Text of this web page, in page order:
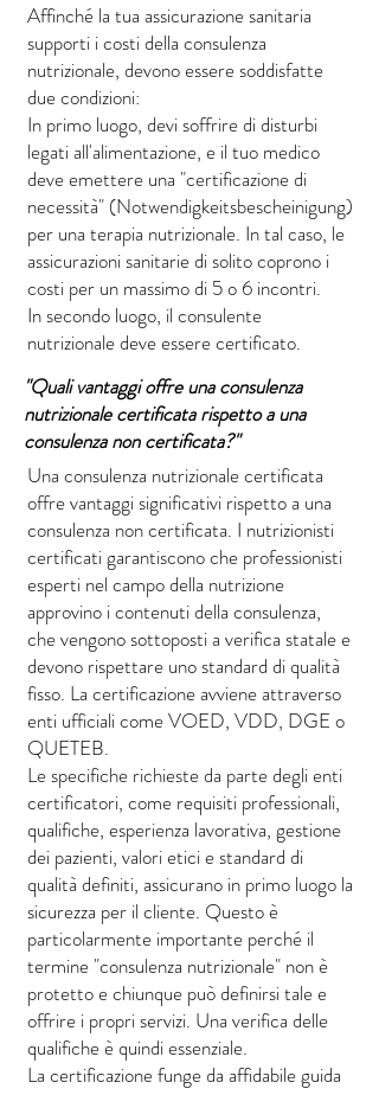
Affinché la tua assicurazione sanitaria
supporti i costi della consulenza
nutrizionale, devono essere soddisfatte
due condizioni:
In primo luogo, devi soffrire di disturbi
legati all'alimentazione, e il tuo medico
deve emettere una "certificazione di
necessità" (Notwendigkeitsbescheinigung)
per una terapia nutrizionale. In tal caso, le
assicurazioni sanitarie di solito coprono i
costi per un massimo di 5 o 6 incontri.
In secondo luogo, il consulente
nutrizionale deve essere certificato.
"Quali vantaggi offre una consulenza
nutrizionale certificata rispetto a una
consulenza non certificata?"
Una consulenza nutrizionale certificata
offre vantaggi significativi rispetto a una
consulenza non certificata. I nutrizionisti
certificati garantiscono che professionisti
esperti nel campo della nutrizione
approvino i contenuti della consulenza,
che vengono sottoposti a verifica statale e
devono rispettare uno standard di qualità
fisso. La certificazione avviene attraverso
enti ufficiali come VOED, VDD, DGE o
QUETEB.
Le specifiche richieste da parte degli enti
certificatori, come requisiti professionali,
qualifiche, esperienza lavorativa, gestione
dei pazienti, valori etici e standard di
qualità definiti, assicurano in primo luogo la
sicurezza per il cliente. Questo è
particolarmente importante perché il
termine "consulenza nutrizionale" non è
protetto e chiunque può definirsi tale e
offrire i propri servizi. Una verifica delle
qualifiche è quindi essenziale.
La certificazione funge da affidabile guida